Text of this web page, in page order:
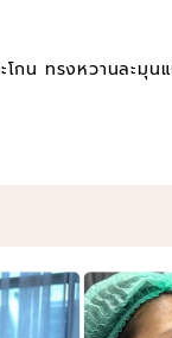
โกน ทรงหวานละมุน